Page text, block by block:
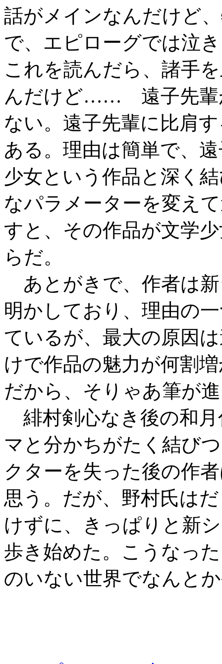
話がメインなんだけど
で、エピローグでは泣
これを読んだら、諸手
んだけど…… 遠子先輩
ない。遠子先輩に比肩
ある。理由は簡単で、
少女という作品と深く
なパラメーターを変え
すと、その作品が文学
らだ。
あとがきで、作者は
明かしており、理由の
ているが、最大の原因
けで作品の魅力が何割
だから、そりゃあ筆が
緋村剣心なき後の和
マと分かちがたく結び
クターを失った後の作
思う。だが、野村氏は
けずに、きっぱりと新
歩き始めた。こうなっ
のいない世界でなんと